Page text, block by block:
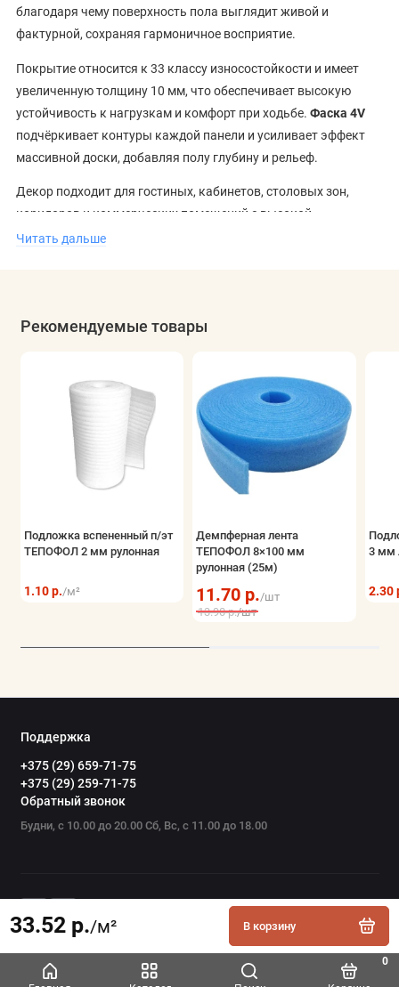
0
33.52 р./м² В корзину
благодаря чему поверхность пола выглядит живой и
фактурной, сохраняя гармоничное восприятие.
Покрытие относится к 33 классу износостойкости и имеет
увеличенную толщину 10 мм, что обеспечивает высокую
устойчивость к нагрузкам и комфорт при ходьбе. Фаска 4V
подчёркивает контуры каждой панели и усиливает эффект
массивной доски, добавляя полу глубину и рельеф.
Декор подходит для гостиных, кабинетов, столовых зон,
коридоров и коммерческих помещений с высокой
проходимостью. В интерьере он хорошо сочетается с тёплой
Читать дальше
Рекомендуемые товары
Подложка вспененный п/эт
ТЕПОФОЛ 2 мм рулонная
1.10 р./м²
Демпферная лента
ТЕПОФОЛ 8×100 мм
рулонная (25м)
11.70 р./шт
13.90 р./шт
3 мм
2.30
Поддержка
+375 (29) 659-71-75
+375 (29) 259-71-75
Обратный звонок
Будни, с 10.00 до 20.00 Сб, Вс, с 11.00 до 18.00